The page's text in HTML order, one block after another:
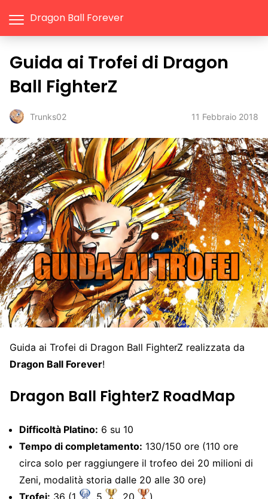
Dragon Ball Forever
Guida ai Trofei di Dragon
Ball FighterZ
Trunks02 11 Febbraio 2018
Guida ai Trofei di Dragon Ball FighterZ realizzata da
Dragon Ball Forever!
Dragon Ball FighterZ RoadMap
Difficoltà Platino: 6 su 10
Tempo di completamento: 130/150 ore (110 ore
circa solo per raggiungere il trofeo dei 20 milioni di
Zeni, modalità storia dalle 20 alle 30 ore)